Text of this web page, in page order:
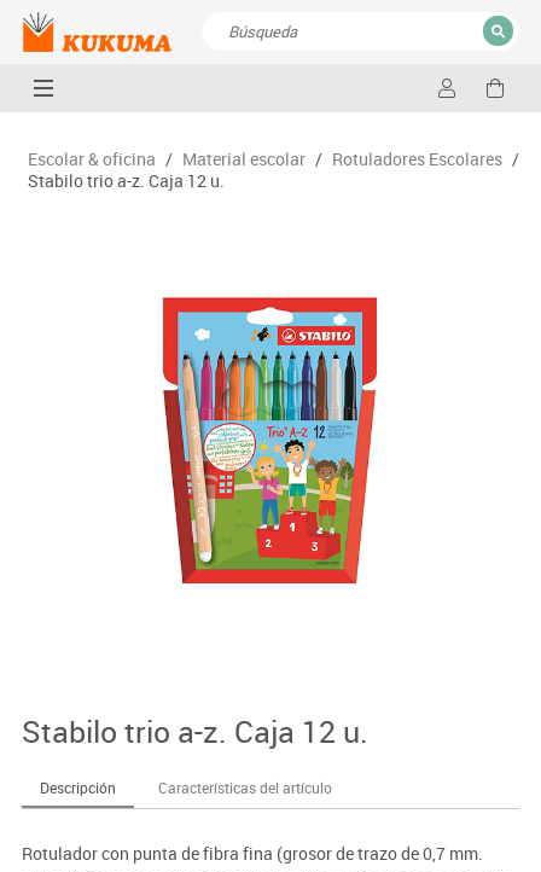
CERRAR
Escolar & oficina / Material escolar / Rotuladores Escolares /
Stabilo trio a-z. Caja 12 u.
Stabilo trio a-z. Caja 12 u.
Descripción Características del artículo
Rotulador con punta de fibra fina (grosor de trazo de 0,7 mm.